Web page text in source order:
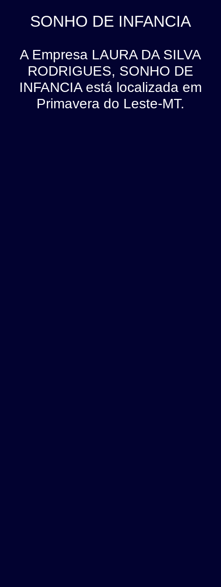
SONHO DE INFANCIA
A Empresa LAURA DA SILVA
RODRIGUES, SONHO DE
INFANCIA está localizada em
Primavera do Leste-MT.